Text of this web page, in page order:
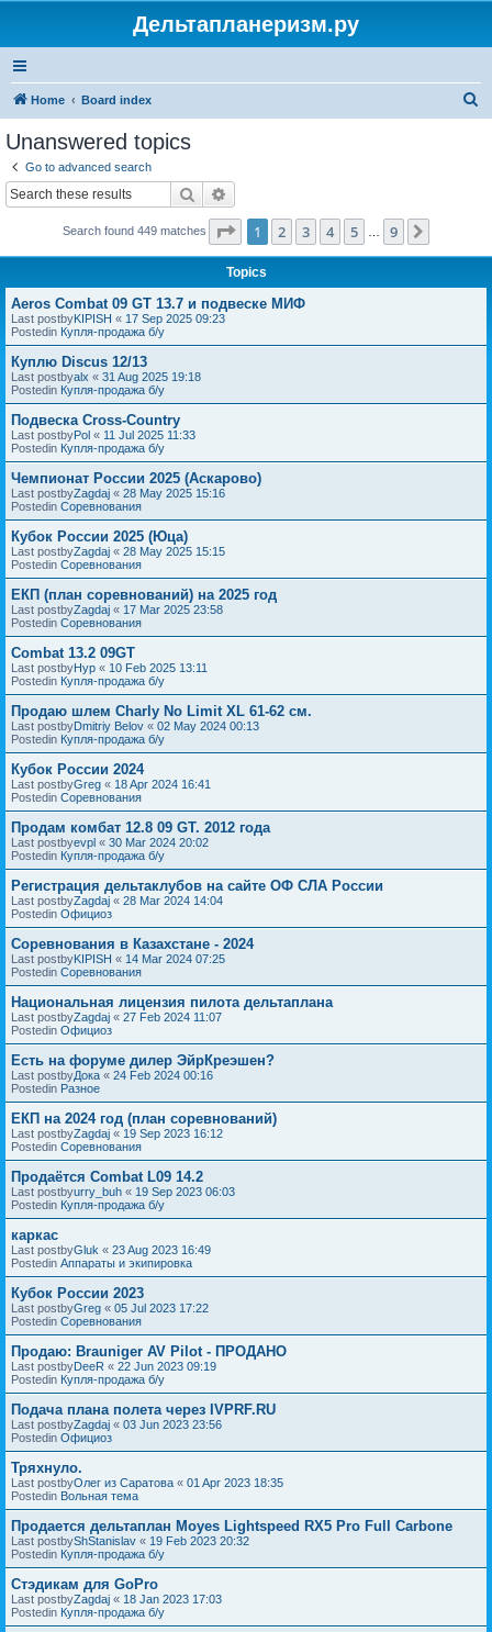
Дельтапланеризм.ру
Home Board index
Unanswered topics
Go to advanced search
Search
Search found 449 matches Page 1of 9
1 2 3 4 5 9
Topics
Aeros Combat 09 GT 13.7 и подвеске МИФ
Last postbyKIPISH « 17 Sep 2025 09:23
Postedin Купля-продажа б/у
Куплю Discus 12/13
Last postbyalx « 31 Aug 2025 19:18
Postedin Купля-продажа б/у
Подвеска Cross-Country
Last postbyPol « 11 Jul 2025 11:33
Postedin Купля-продажа б/у
Чемпионат России 2025 (Аскарово)
Last postbyZagdaj « 28 May 2025 15:16
Postedin Соревнования
Кубок России 2025 (Юца)
Last postbyZagdaj « 28 May 2025 15:15
Postedin Соревнования
ЕКП (план соревнований) на 2025 год
Last postbyZagdaj « 17 Mar 2025 23:58
Postedin Соревнования
Combat 13.2 09GT
Last postbyНур « 10 Feb 2025 13:11
Postedin Купля-продажа б/у
Продаю шлем Charly No Limit XL 61-62 см.
Last postbyDmitriy Belov « 02 May 2024 00:13
Postedin Купля-продажа б/у
Кубок России 2024
Last postbyGreg « 18 Apr 2024 16:41
Postedin Соревнования
Продам комбат 12.8 09 GT. 2012 года
Last postbyevpl « 30 Mar 2024 20:02
Postedin Купля-продажа б/у
Регистрация дельтаклубов на сайте ОФ СЛА России
Last postbyZagdaj « 28 Mar 2024 14:04
Postedin Официоз
Соревнования в Казахстане - 2024
Last postbyKIPISH « 14 Mar 2024 07:25
Postedin Соревнования
Национальная лицензия пилота дельтаплана
Last postbyZagdaj « 27 Feb 2024 11:07
Postedin Официоз
Есть на форуме дилер ЭйрКреэшен?
Last postbyДока « 24 Feb 2024 00:16
Postedin Разное
ЕКП на 2024 год (план соревнований)
Last postbyZagdaj « 19 Sep 2023 16:12
Postedin Соревнования
Продаётся Combat L09 14.2
Last postbyurry_buh « 19 Sep 2023 06:03
Postedin Купля-продажа б/у
каркас
Last postbyGluk « 23 Aug 2023 16:49
Postedin Аппараты и экипировка
Кубок России 2023
Last postbyGreg « 05 Jul 2023 17:22
Postedin Соревнования
Продаю: Brauniger AV Pilot - ПРОДАНО
Last postbyDeeR « 22 Jun 2023 09:19
Postedin Купля-продажа б/у
Подача плана полета через IVPRF.RU
Last postbyZagdaj « 03 Jun 2023 23:56
Postedin Официоз
Тряхнуло.
Last postbyОлег из Саратова « 01 Apr 2023 18:35
Postedin Вольная тема
Продается дельтаплан Moyes Lightspeed RX5 Pro Full Carbone
Last postbyShStanislav « 19 Feb 2023 20:32
Postedin Купля-продажа б/у
Стэдикам для GoPro
Last postbyZagdaj « 18 Jan 2023 17:03
Postedin Купля-продажа б/у